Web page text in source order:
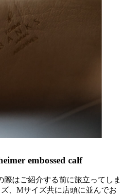
embossed calf
際はご紹介する前に旅立ってしま
、Mサイズ共に店頭に並んでお